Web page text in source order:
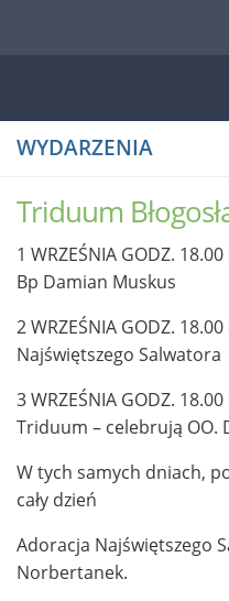
WYDARZENIA
Triduum
1 WRZEŚNIA GODZ.
Bp Damian Muskus
2 WRZEŚNIA GODZ.
Najświętszego Salwatora
3 WRZEŚNIA GODZ.
Triduum – celebrują OO.
W tych samych dniach,
cały dzień
Adoracja Najświętszego
Norbertanek.